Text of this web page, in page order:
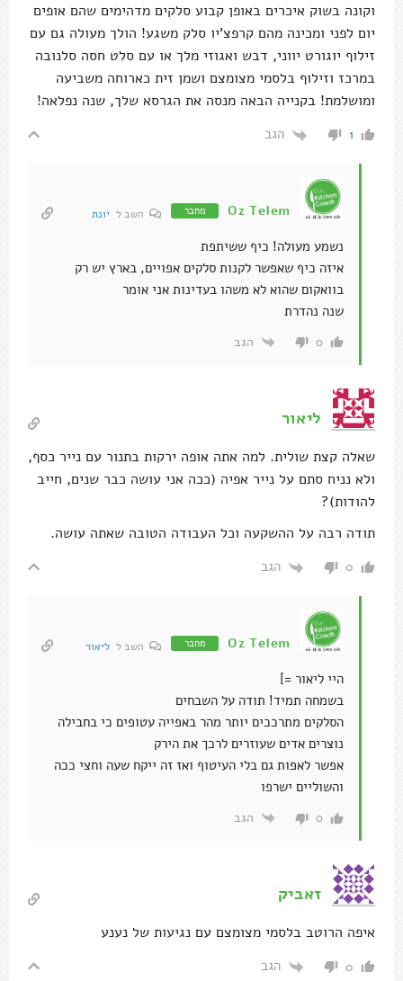
וקונה בשוק איכרים באופן קבוע סלקים מדהימים שהם אופים
יום לפני ומכינה מהם קרפצ'יו סלק משגע! הולך מעולה גם עם
זילוף יוגורט יווני, דבש ואגוזי מלך או עם סלט חסה סלנובה
במרכז וזילוף בלסמי מצומצם ושמן זית כארוחה משביעה
ומושלמת! בקנייה הבאה מנסה את הגרסא שלך, שנה נפלאה!
1 הגב
Oz Telem מחבר השב ל יונת
נשמע מעולה! כיף ששיתפת
איזה כיף שאפשר לקנות סלקים אפויים, בארץ יש רק
בוואקום שהוא לא משהו בעדינות אני אומר
שנה נהדרת
0 הגב
ליאור
שאלה קצת שולית. למה אתה אופה ירקות בתנור עם נייר כסף,
ולא נניח סתם על נייר אפיה (ככה אני עושה כבר שנים, חייב
להודות)?
תודה רבה על ההשקעה וכל העבודה הטובה שאתה עושה.
0 הגב
Oz Telem מחבר השב ל ליאור
היי ליאור =]
בשמחה תמיד! תודה על השבחים
הסלקים מתרככים יותר מהר באפייה עטופים כי בחבילה
נוצרים אדים שעוזרים לרכך את הירק
אפשר לאפות גם בלי העיטוף ואז זה ייקח שעה וחצי ככה
והשוליים ישרפו
0 הגב
זאביק
איפה הרוטב בלסמי מצומצם עם נגיעות של נענע
0 הגב